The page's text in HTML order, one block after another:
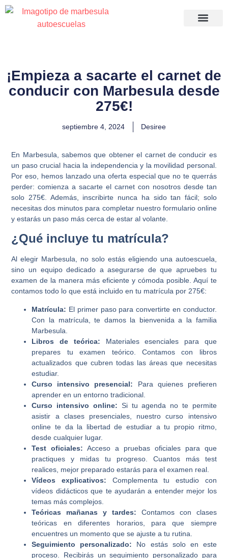
¡Empieza a sacarte el carnet de
conducir con Marbesula desde
275€!
septiembre 4, 2024 Desiree
En Marbesula, sabemos que obtener el carnet de conducir es
un paso crucial hacia la independencia y la movilidad personal.
Por eso, hemos lanzado una oferta especial que no te querrás
perder: comienza a sacarte el carnet con nosotros desde tan
solo 275€. Además, inscribirte nunca ha sido tan fácil; solo
necesitas dos minutos para completar nuestro formulario online
y estarás un paso más cerca de estar al volante.
¿Qué incluye tu matrícula?
Al elegir Marbesula, no solo estás eligiendo una autoescuela,
sino un equipo dedicado a asegurarse de que apruebes tu
examen de la manera más eficiente y cómoda posible. Aquí te
contamos todo lo que está incluido en tu matrícula por 275€:
Matrícula: El primer paso para convertirte en conductor.
Con la matrícula, te damos la bienvenida a la familia
Marbesula.
Libros de teórica: Materiales esenciales para que
prepares tu examen teórico. Contamos con libros
actualizados que cubren todas las áreas que necesitas
estudiar.
Curso intensivo presencial: Para quienes prefieren
aprender en un entorno tradicional.
Curso intensivo online: Si tu agenda no te permite
asistir a clases presenciales, nuestro curso intensivo
online te da la libertad de estudiar a tu propio ritmo,
desde cualquier lugar.
Test oficiales: Acceso a pruebas oficiales para que
practiques y midas tu progreso. Cuantos más test
realices, mejor preparado estarás para el examen real.
Vídeos explicativos: Complementa tu estudio con
vídeos didácticos que te ayudarán a entender mejor los
temas más complejos.
Teóricas mañanas y tardes: Contamos con clases
teóricas en diferentes horarios, para que siempre
encuentres un momento que se ajuste a tu rutina.
Seguimiento personalizado: No estás solo en este
proceso. Recibirás un seguimiento personalizado para